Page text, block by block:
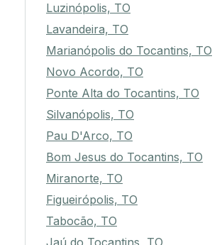
Luzinópolis, TO
Lavandeira, TO
Marianópolis do Tocantins, TO
Novo Acordo, TO
Ponte Alta do Tocantins, TO
Silvanópolis, TO
Pau D'Arco, TO
Bom Jesus do Tocantins, TO
Miranorte, TO
Figueirópolis, TO
Tabocão, TO